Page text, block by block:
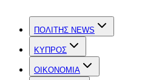
ΠΟΛΙΤΗΣ NEWS
ΚΥΠΡΟΣ
OIKONOMIA